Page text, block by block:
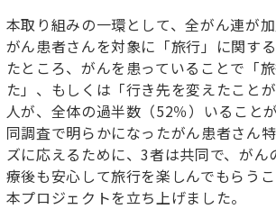
本取り組みの一環として、全がん連が加
がん患者さんを対象に「旅行」に関す
たところ、がんを患っていることで「
た」、もしくは「行き先を変えたこと
人が、全体の過半数（52％）いること
同調査で明らかになったがん患者さん
ズに応えるために、3者は共同で、がん
療後も安心して旅行を楽しんでもらうこ
本プロジェクトを立ち上げました。